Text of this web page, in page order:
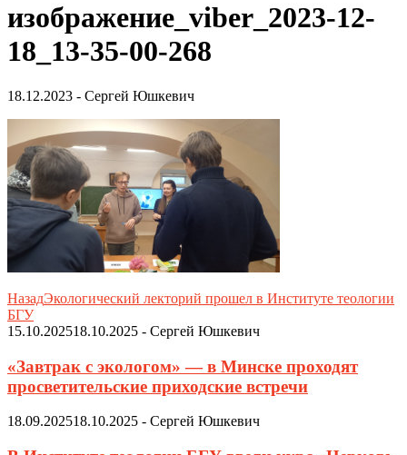
изображение_viber_2023-12-
18_13-35-00-268
18.12.2023 - Сергей Юшкевич
НазадЭкологический лекторий прошел в Институте теологии
БГУ
15.10.202518.10.2025 - Сергей Юшкевич
«Завтрак с экологом» — в Минске проходят
просветительские приходские встречи
18.09.202518.10.2025 - Сергей Юшкевич